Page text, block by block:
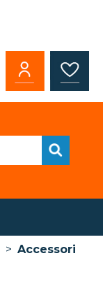
> Accessori